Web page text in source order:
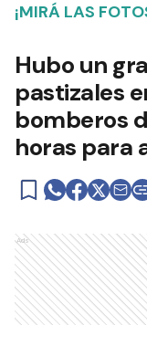
¡MIRÁ LAS
Hubo un
pastizales
bomberos
horas para
Ads